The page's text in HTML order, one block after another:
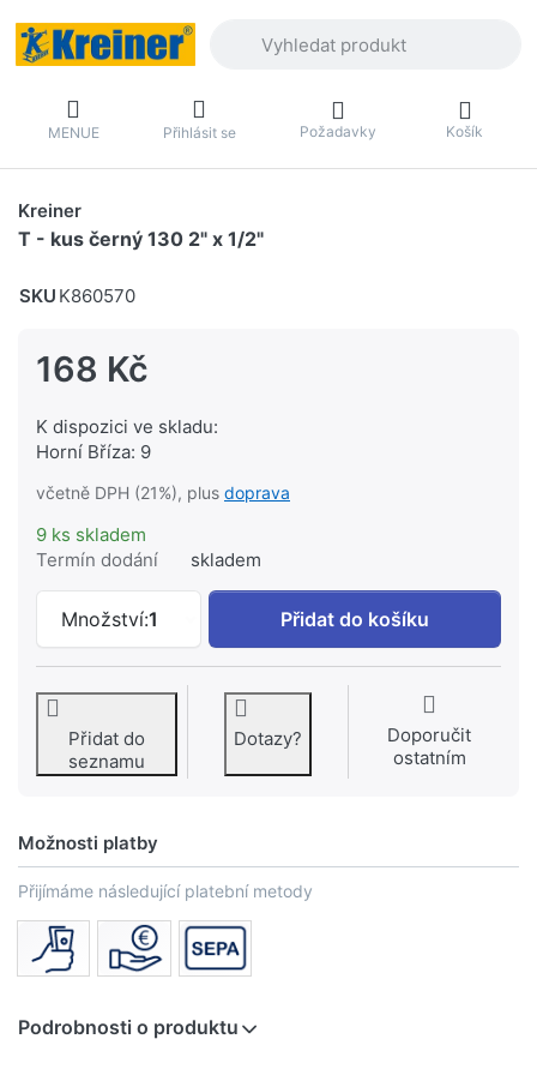
MENUE Přihlásit se Požadavky Košík
Kreiner
T - kus černý 130 2" x 1/2"
SKU K860570
168 Kč
K dispozici ve skladu:
Horní Bříza: 9
včetně DPH (21%), plus doprava
9 ks skladem
Termín dodání
skladem
Množství:1
T - kus černý 130 2" x 1/2" k 168 Kč,
Přidat do košíku
Přidat do
seznamu
Dotazy?
Doporučit
ostatním
Možnosti platby
Přijímáme následující platební metody
Podrobnosti o produktu